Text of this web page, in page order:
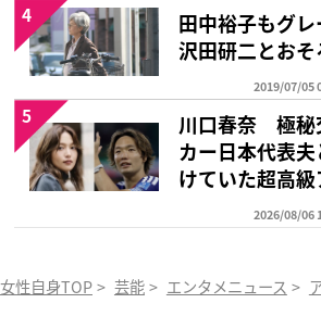
田中裕子もグレ
沢田研二とお
2019/07/05
4
川口春奈 極秘
カー日本代表
けていた超高級
2026/08/06
5
女性自身TOP > 芸能 > エンタメニュース >